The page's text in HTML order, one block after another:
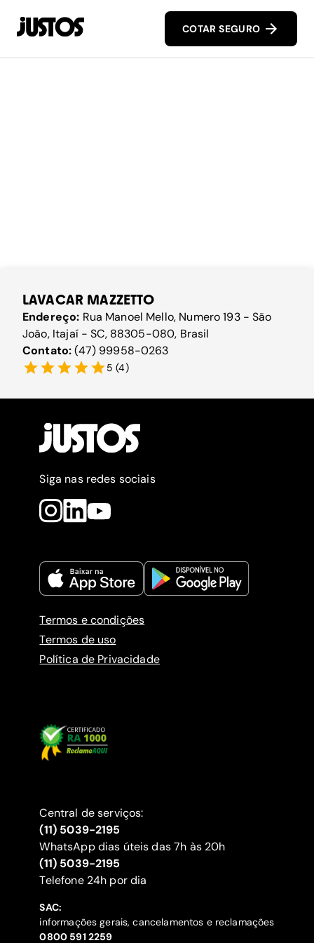
COTAR SEGURO
LAVACAR MAZZETTO
Endereço: Rua Manoel Mello, Numero 193 - São
João, Itajaí - SC, 88305-080, Brasil
Contato:(47) 99958-0263
5 (4)
Siga nas redes sociais
Termos e condições
Termos de uso
Política de Privacidade
Central de serviços:
(11) 5039-2195
WhatsApp dias úteis das 7h às 20h
(11) 5039-2195
‍Telefone 24h por dia
SAC:
informações gerais, cancelamentos e reclamações
‍0800 591 2259